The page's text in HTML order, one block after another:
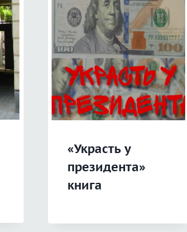
«Украсть у
президента»
книга